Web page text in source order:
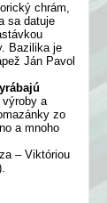
chrám,
sa datuje
Bazilika je
Ján Pavol
a
zo
a mnoho
– Viktóriou